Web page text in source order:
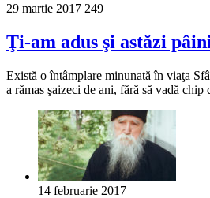
29 martie 2017 249
Ţi-am adus şi astăzi
Există o întâmplare minunată în viaţa
a rămas şaizeci de ani, fără să vadă
14 februarie 2017